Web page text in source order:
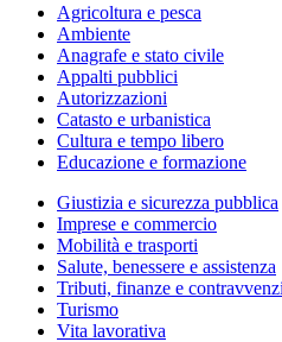
Agricoltura e pesca
Ambiente
Anagrafe e stato civile
Appalti pubblici
Autorizzazioni
Catasto e urbanistica
Cultura e tempo libero
Educazione e formazione
Giustizia e sicurezza pubblica
Imprese e commercio
Mobilità e trasporti
Salute, benessere e assistenza
Tributi, finanze e
Turismo
Vita lavorativa